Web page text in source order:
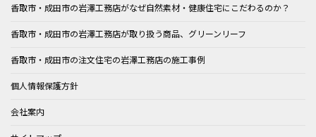
香取市・成田市の岩澤工務店がなぜ自然素材・健康住宅にこだわるのか？
香取市・成田市の岩澤工務店が取り扱う商品、グリーンリーフ
香取市・成田市の注文住宅の岩澤工務店の施工事例
個人情報保護方針
会社案内